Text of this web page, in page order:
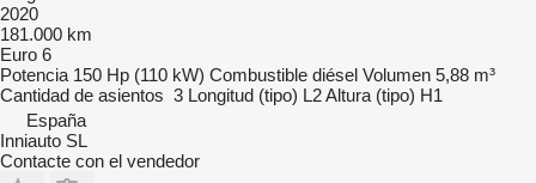
2020
181.000 km
Euro 6
Potencia 150 Hp (110 kW) Combustible diésel Volumen 5,88 m³
Cantidad de asientos 3 Longitud (tipo) L2Altura (tipo) H1
España
Inniauto SL
Contacte con el vendedor